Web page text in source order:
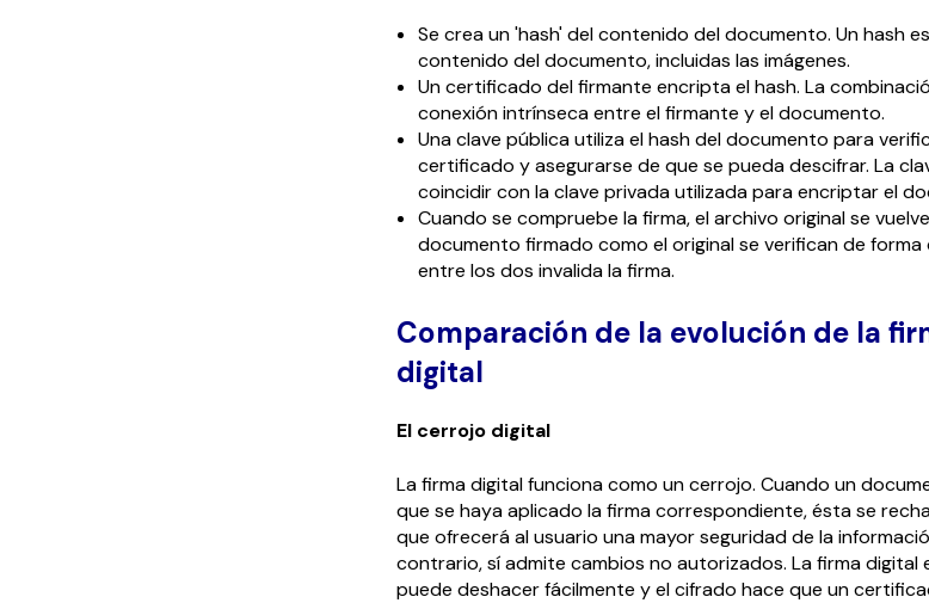
Se crea un 'hash' del contenido del documento. Un hash
contenido del documento, incluidas las imágenes.
Un certificado del firmante encripta el hash. La
conexión intrínseca entre el firmante y el documento.
Una clave pública utiliza el hash del documento para
certificado y asegurarse de que se pueda descifrar. La
coincidir con la clave privada utilizada para encriptar el
Cuando se compruebe la firma, el archivo original se
documento firmado como el original se verifican de forma
entre los dos invalida la firma.
Comparación de la evolución de la
digital
El cerrojo digital
La firma digital funciona como un cerrojo. Cuando un
que se haya aplicado la firma correspondiente, ésta se
que ofrecerá al usuario una mayor seguridad de la
contrario, sí admite cambios no autorizados. La firma digital
puede deshacer fácilmente y el cifrado hace que un